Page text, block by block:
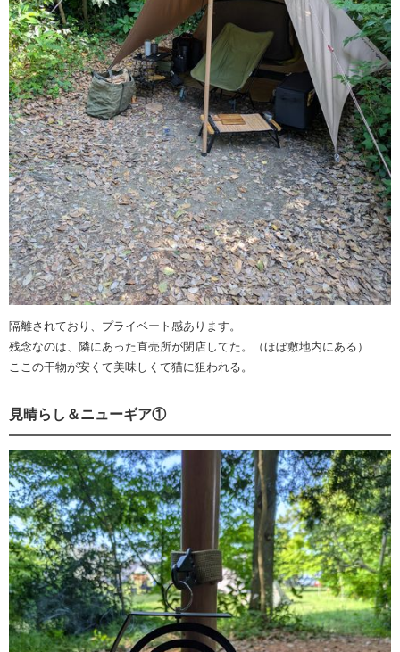
隔離されており、プライベート感あります。
残念なのは、隣にあった直売所が閉店してた。（ほぼ敷地内にある）
ここの干物が安くて美味しくて猫に狙われる。
見晴らし＆ニューギア①